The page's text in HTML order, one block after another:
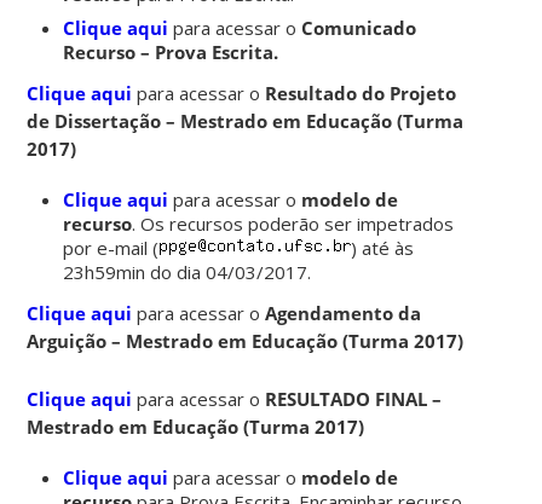
Clique aqui para acessar o Comunicado
Recurso – Prova Escrita.
Clique aqui para acessar o Resultado do Projeto
de Dissertação – Mestrado em Educação (Turma
2017)
Clique aqui para acessar o modelo de
recurso. Os recursos poderão ser impetrados
por e-mail (
) até às
23h59min do dia 04/03/2017.
Clique aqui para acessar oAgendamento da
Arguição – Mestrado em Educação (Turma 2017)
Clique aqui para acessar o RESULTADO FINAL –
Mestrado em Educação (Turma 2017)
Clique aqui para acessar o modelo de